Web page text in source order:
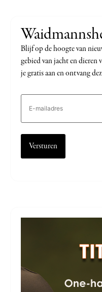
Blijf op de hoogte van
gebied van jacht en
je gratis aan en ontvang
E-
mailadres